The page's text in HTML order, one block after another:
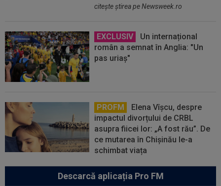
citeşte ştirea pe Newsweek.ro
EXCLUSIV
Un internațional
român a semnat în Anglia: "Un
pas uriaș"
PROFM
Elena Vîșcu, despre
impactul divorțului de CRBL
asupra fiicei lor: „A fost rău”. De
ce mutarea în Chișinău le-a
schimbat viața
Descarcă aplicația Pro FM